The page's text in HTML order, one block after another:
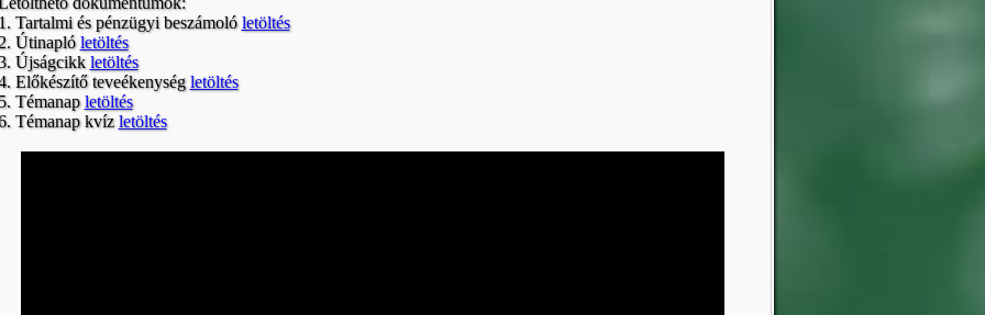
1. Tartalmi és pénzügyi beszámolóletöltés
Útinaplóletöltés
Újságcikk letöltés
Előkészítő teveékenység letöltés
5. Témanapletöltés
Témanap kvíz letöltés